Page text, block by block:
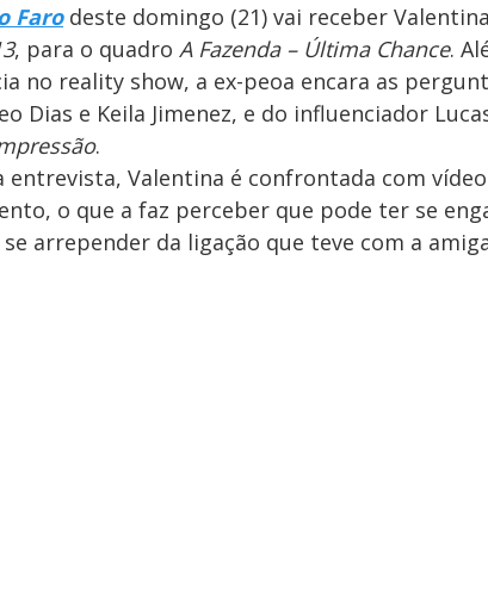
Farodeste domingo (21) vai receber
, para o quadro A Fazenda – Última Chance.
no reality show, a ex-peoa encara as
Dias e Keila Jimenez, e do influenciador
.
entrevista, Valentina é confrontada com
o que a faz perceber que pode ter se
se arrepender da ligação que teve com a